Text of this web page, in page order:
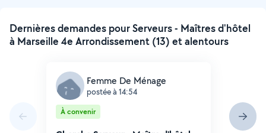
Dernières demandes pour Serveurs - Maîtres d'hôtel
à Marseille 4e Arrondissement (13) et alentours
Femme De Ménage
postée à 14:54
À convenir